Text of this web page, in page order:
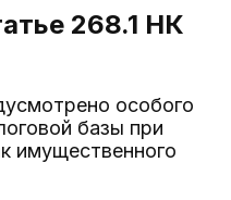
268.1 НК
особого
базы при
имущественного